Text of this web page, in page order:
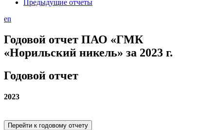
Предыдущие отчеты
en
Годовой отчет ПАО «ГМК
«Норильский никель» за 2023 г.
Годовой отчет
2023
Перейти к годовому отчету